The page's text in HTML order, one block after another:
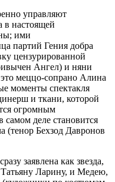
управляют
в настоящей
ими
партий Гения добра
цензурированной
Ангел) и няни
меццо-сопрано Алина
моменты спектакля
и ткани, которой
огромным
деле становится
(тенор Бехзод Давронов
заявлена как звезда,
Татьяну Ларину, и Медею,